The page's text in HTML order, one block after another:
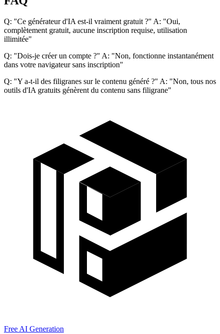
Q: "Ce générateur d'IA est-il vraiment gratuit ?" A: "Oui,
complètement gratuit, aucune inscription requise, utilisation
illimitée"
Q: "Dois-je créer un compte ?" A: "Non, fonctionne instantanément
dans votre navigateur sans inscription"
Q: "Y a-t-il des filigranes sur le contenu généré ?" A: "Non, tous nos
outils d'IA gratuits génèrent du contenu sans filigrane"
Free AI Generation